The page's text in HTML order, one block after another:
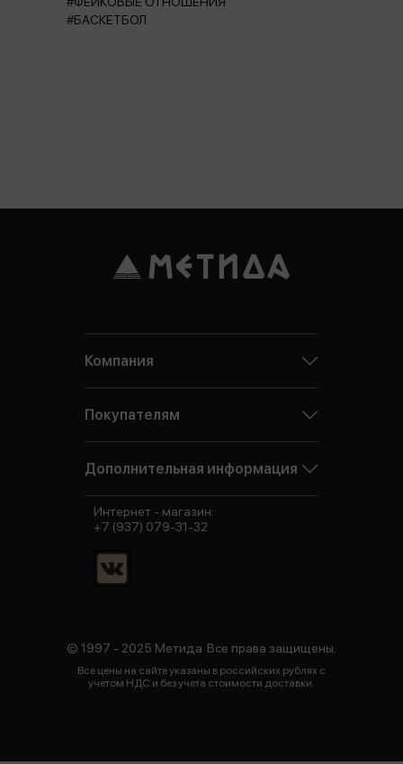
#БАСКЕТБОЛ
Компания
Покупателям
Дополнительная информация
© 1997 - 2025 Метида. Все права защищены.
Все цены на сайте указаны в российских рублях с
учетом НДС и без учета стоимости доставки.
Интернет - магазин:
+7 (937) 079-31-32